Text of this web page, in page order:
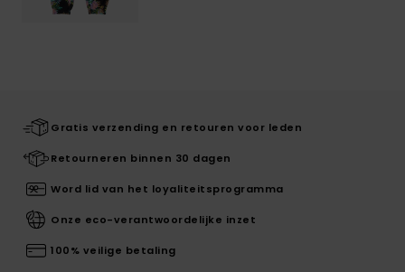
Gratis verzending en retouren voor leden
Retourneren binnen 30 dagen
Word lid van het loyaliteitsprogramma
Onze eco-verantwoordelijke inzet
100% veilige betaling